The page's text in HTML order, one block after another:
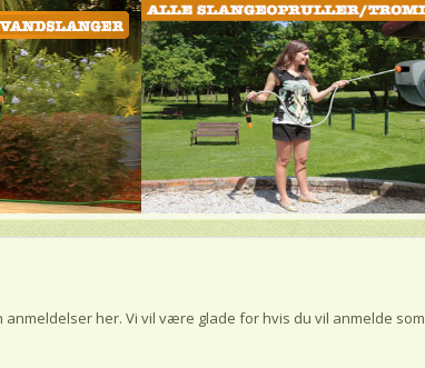
anmeldelser her. Vi vil være glade for hvis du vil anmelde som